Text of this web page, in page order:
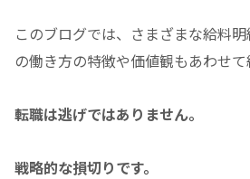
このブログでは、さまざまな給料
の働き方の特徴や価値観もあわせて
転職は逃げではありません。
戦略的な損切りです。